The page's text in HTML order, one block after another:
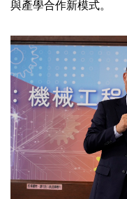
與產學合作新模式。